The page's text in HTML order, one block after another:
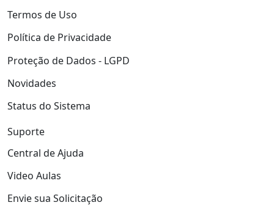
Termos de Uso
Política de Privacidade
Proteção de Dados - LGPD
Novidades
Status do Sistema
Suporte
Central de Ajuda
Video Aulas
Envie sua Solicitação